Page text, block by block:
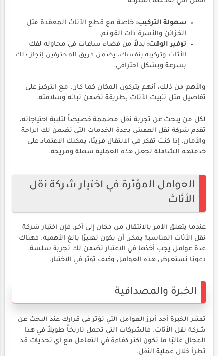
سهولة التركيب: خاصة مع قطع الأثاث المعقدة مثل
الخزائن والأسرة ذات القوائم.
توفير الوقت: بدلاً من قضاء ساعات في محاولة لفك
الأثاث وتركيبه بنفسك، يضمن فريق المحترفين إنجاز ذلك
بسرعة وبشكل احترافي.
والأهم من ذلك، أنهم يتركون المكان كما كان، مع التركيز على
تفاصيل مثل تثبيت الأثاث بطريقة تضمن ثباته وسلامته.
لكل من يبحث عن تجربة نقل مصممة خصيصاً لتلبية احتياجاته،
تقدم شركة نقل العفش بجدة الخدمات التي تضمن لك الراحة
والأمان. إذا كنت تفكر في الانتقال قريبًا، يمكنك الاعتماد على
خدمتهم الشاملة لجعل هذه العملية سهلة ومريحة.
العوامل المؤثرة في اختيار شركة نقل
الأثاث
عندما يتعلق الأمر بالانتقال من مكان إلى آخر، فإن اختيار شركة
نقل الأثاث المناسبة يمكن أن يكون تعبيرًا بالغ الأهمية. فهناك
عدة عوامل يجب أخذها في الاعتبار تضمن لك تجربة سلسة.
دعونا نستعرض هذه العوامل وكيف تؤثر في الاختيار.
الخبرة والمصداقية
تعتبر الخبرة أحد أبرز العوامل التي تؤثر في قرارك عند البحث عن
شركة نقل الأثاث. فالشركات التي تحمل تاريخاً طويلاً في هذا
المجال غالبًا ما تكون أكثر كفاءة في التعامل مع أي تحديات قد
تطرأ خلال عملية النقل.